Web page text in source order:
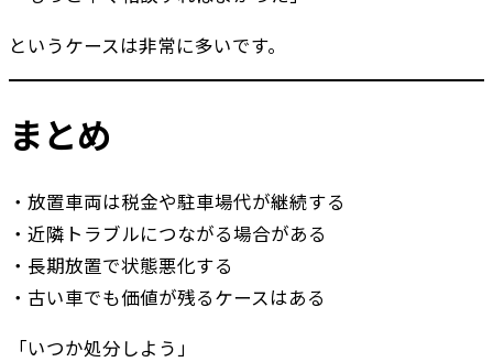
というケースは非常に多いです。
まとめ
・放置車両は税金や駐車場代が継続する
・近隣トラブルにつながる場合がある
・長期放置で状態悪化する
・古い車でも価値が残るケースはある
「いつか処分しよう」